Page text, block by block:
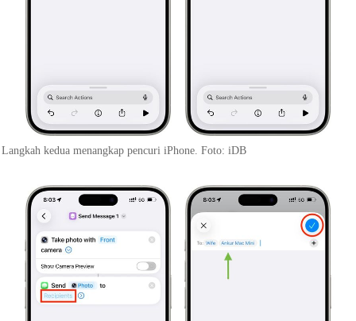
Langkah kedua menangkap pencuri iPhone. Foto: iDB